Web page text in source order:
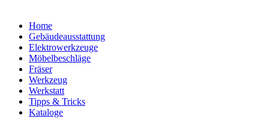
Home
Gebäudeausstattung
Elektrowerkzeuge
Möbelbeschläge
Fräser
Werkzeug
Werkstatt
Tipps & Tricks
Kataloge